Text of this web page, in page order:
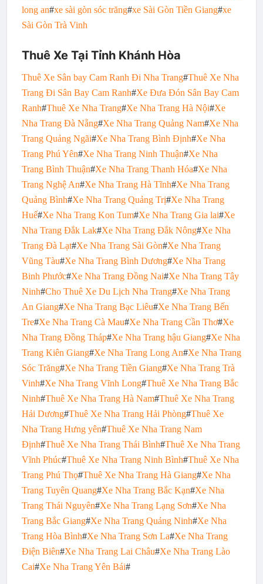
long an#xe sài gòn sóc trăng#xe Sài Gòn Tiền Giang#xe
Sài Gòn Trà Vinh
Thuê Xe Tại Tỉnh Khánh Hòa
Thuê Xe Sân bay Cam Ranh Đi Nha Trang#Thuê Xe Nha
Trang Đi Sân Bay Cam Ranh#Xe Đưa Đón Sân Bay Cam
Ranh#Thuê Xe Nha Trang#Xe Nha Trang Hà Nội#Xe
Nha Trang Đà Nẵng#Xe Nha Trang Quảng Nam#Xe Nha
Trang Quảng Ngãi#Xe Nha Trang Bình Định#Xe Nha
Trang Phú Yên#Xe Nha Trang Ninh Thuận#Xe Nha
Trang Bình Thuận#Xe Nha Trang Thanh Hóa#Xe Nha
Trang Nghệ An#Xe Nha Trang Hà Tĩnh#Xe Nha Trang
Quảng Bình#Xe Nha Trang Quảng Trị#Xe Nha Trang
Huế#Xe Nha Trang Kon Tum#Xe Nha Trang Gia lai#Xe
Nha Trang Đắk Lak#Xe Nha Trang Đắk Nông#Xe Nha
Trang Đà Lạt#Xe Nha Trang Sài Gòn#Xe Nha Trang
Vũng Tàu#Xe Nha Trang Bình Dương#Xe Nha Trang
Binh Phước#Xe Nha Trang Đồng Nai#Xe Nha Trang Tây
Ninh#Cho Thuê Xe Du Lịch Nha Trang#Xe Nha Trang
An Giang#Xe Nha Trang Bạc Liêu#Xe Nha Trang Bến
Tre#Xe Nha Trang Cà Mau#Xe Nha Trang Cần Thơ#Xe
Nha Trang Đồng Tháp#Xe Nha Trang hậu Giang#Xe Nha
Trang Kiên Giang#Xe Nha Trang Long An#Xe Nha Trang
Sóc Trăng#Xe Nha Trang Tiền Giang#Xe Nha Trang Trà
Vinh#Xe Nha Trang Vĩnh Long#Thuê Xe Nha Trang Bắc
Ninh#Thuê Xe Nha Trang Hà Nam#Thuê Xe Nha Trang
Hải Dương#Thuê Xe Nha Trang Hải Phòng#Thuê Xe
Nha Trang Hưng yên#Thuê Xe Nha Trang Nam
Định#Thuê Xe Nha Trang Thái Bình#Thuê Xe Nha Trang
Vĩnh Phúc#Thuê Xe Nha Trang Ninh Bình#Thuê Xe Nha
Trang Phú Thọ#Thuê Xe Nha Trang Hà Giang#Xe Nha
Trang Tuyên Quang#Xe Nha Trang Bắc Kạn#Xe Nha
Trang Thái Nguyên#Xe Nha Trang Lạng Sơn#Xe Nha
Trang Bắc Giang#Xe Nha Trang Quảng Ninh#Xe Nha
Trang Hòa Bình#Xe Nha Trang Sơn La#Xe Nha Trang
Điện Biên#Xe Nha Trang Lai Châu#Xe Nha Trang Lào
Cai#Xe Nha Trang Yên Bái#